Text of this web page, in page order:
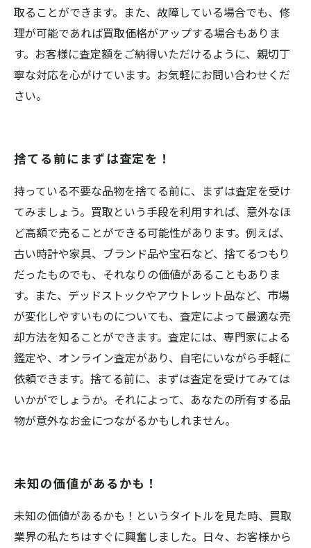
取ることができます。また、故障している場合でも、修
理が可能であれば買取価格がアップする場合もありま
す。お客様に査定額をご納得いただけるように、親切丁
寧な対応を心がけています。お気軽にお問い合わせくだ
さい。
捨てる前にまずは査定を！
持っている不要な品物を捨てる前に、まずは査定を受け
てみましょう。買取という手段を利用すれば、意外なほ
ど高額で売ることができる可能性があります。例えば、
古い時計や家具、ブランド品や宝石など、捨てるつもり
だったものでも、それなりの価値があることもありま
す。また、デッドストックやアウトレット品など、市場
が変化しやすいものについても、査定によって最適な売
却方法を知ることができます。査定には、専門家による
鑑定や、オンライン査定があり、自宅にいながら手軽に
依頼できます。捨てる前に、まずは査定を受けてみては
いかがでしょうか。それによって、あなたの所有する品
物が意外なお金につながるかもしれません。
未知の価値があるかも！
未知の価値があるかも！というタイトルを見た時、買取
業界の私たちはすぐに興奮しました。日々、お客様から